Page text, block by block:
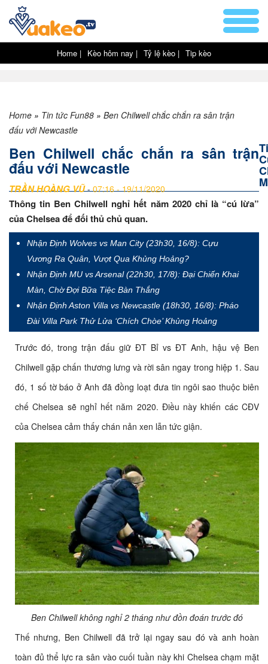
Home | Kèo hôm nay | Tỷ lệ kèo | Tip kèo
Home » Tin tức Fun88 » Ben Chilwell chắc chắn ra sân trận
đấu với Newcastle
Ben Chilwell chắc chắn ra sân trận
đấu với Newcastle
TRẦN HOÀNG VŨ-07:16 - 19/11/2020
Thông tin Ben Chilwell nghỉ hết năm 2020 chỉ là “cú lừa”
của Chelsea để đối thủ chủ quan.
Nhận Định Wolves vs Man City (23h30, 16/8): Cựu
Vương Ra Quân, Vượt Qua Khủng Hoảng?
Nhận Định MU vs Arsenal (22h30, 17/8): Đại Chiến Khai
Màn, Chờ Đợi Bữa Tiệc Bàn Thắng
Nhận Định Aston Villa vs Newcastle (18h30, 16/8): Pháo
Đài Villa Park Thử Lửa ‘Chích Chòe’ Khủng Hoảng
Trước đó, trong trận đấu giữ ĐT Bỉ vs ĐT Anh, hậu vệ Ben
Chilwell gặp chấn thương lưng và rời sân ngay trong hiệp 1. Sau
đó, 1 số tờ báo ở Anh đã đồng loạt đưa tin ngôi sao thuộc biên
chế Chelsea sẽ nghỉ hết năm 2020. Điều này khiến các CĐV
của Chelsea cảm thấy chán nản xen lẫn tức giận.
Ben Chilwell không nghỉ 2 tháng như đồn đoán trước đó
Thế nhưng, Ben Chilwell đã trở lại ngay sau đó và anh hoàn
toàn đủ thể lực ra sân vào cuối tuần này khi Chelsea chạm mặt